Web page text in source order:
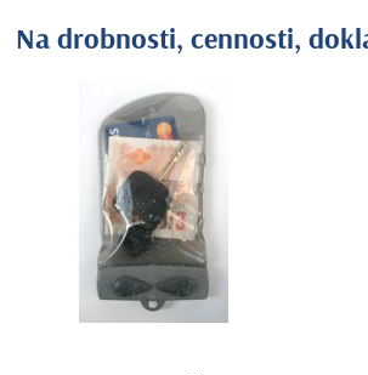
Na drobnosti, cennosti,